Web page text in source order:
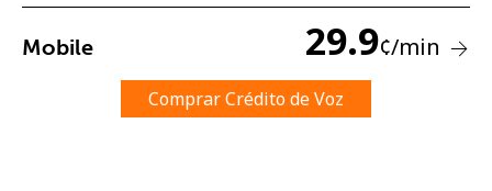
No se ha creado una contraseña
Mínimo 8 caracteres
Un caracter especial
Mobile 29.9¢/min
Comprar Crédito de Voz